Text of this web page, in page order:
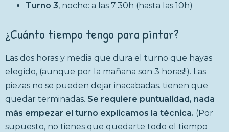
Turno 3, noche: a las 7:30h (hasta las 10h)
¿Cuánto tiempo tengo para pintar?
Las dos horas y media que dura el turno que hayas
elegido, (aunque por la mañana son 3 horas!!). Las
piezas no se pueden dejar inacabadas. tienen que
quedar terminadas. Se requiere puntualidad, nada
más empezar el turno explicamos la técnica. (Por
supuesto, no tienes que quedarte todo el tiempo